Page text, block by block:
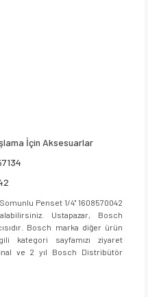
İçin Aksesuarlar
Penset 1/4'' 1608570042
Ustapazar, Bosch
Bosch marka diğer ürün
kategori sayfamızı ziyaret
ve 2 yıl Bosch Distribütör